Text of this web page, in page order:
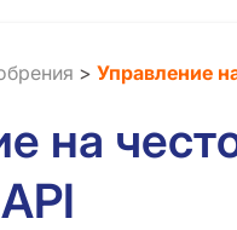
> Управление
на